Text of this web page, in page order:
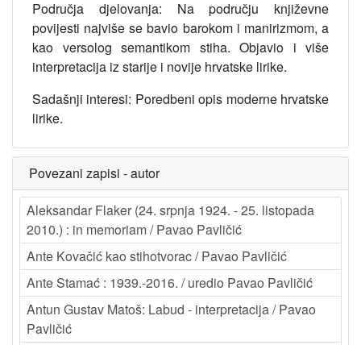
Područja djelovanja: Na području književne
povijesti najviše se bavio barokom i manirizmom, a
kao versolog semantikom stiha. Objavio i više
interpretacija iz starije i novije hrvatske lirike.
Sadašnji interesi: Poredbeni opis moderne hrvatske
lirike.
Povezani zapisi - autor
Aleksandar Flaker (24. srpnja 1924. - 25. listopada
2010.) : in memoriam / Pavao Pavličić
Ante Kovačić kao stihotvorac / Pavao Pavličić
Ante Stamać : 1939.-2016. / uredio Pavao Pavličić
Antun Gustav Matoš: Labud - interpretacija / Pavao
Pavličić